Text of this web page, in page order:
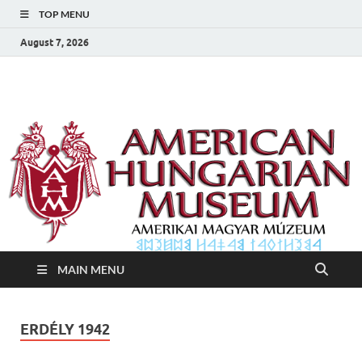
TOP MENU
August 7, 2026
Amerikai Magyar
Múzeum
MAIN MENU
ERDÉLY 1942